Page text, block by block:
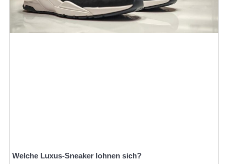
Welche Luxus-Sneaker lohnen sich?